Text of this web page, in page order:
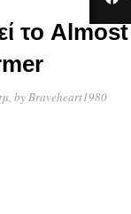
το
, by Braveheart1980